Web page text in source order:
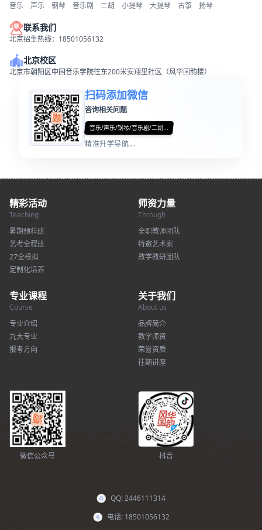
音乐 声乐 钢琴 音乐剧 二胡 小提琴 大提琴 古筝 扬琴
联系我们
北京招生热线：18501056132
北京校区
北京市朝阳区中国音乐学院往东200米安翔里社区（风华国韵楼）
扫码添加微信
咨询相关问题
音乐/声乐/钢琴/音乐剧/二胡...
精准升学导航...
精彩活动
Teaching
暑期预科班
艺考全程班
27全模拟
定制化培养
师资力量
Through
全职教师团队
特邀艺术家
教学教研团队
专业课程
Course
专业介绍
九大专业
报考方向
关于我们
About us
品牌简介
教学师资
荣誉资质
往期讲座
微信公众号 抖音
QQ: 2446111314
电话: 18501056132